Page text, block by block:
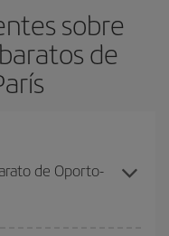
sobre
de
de Oporto-